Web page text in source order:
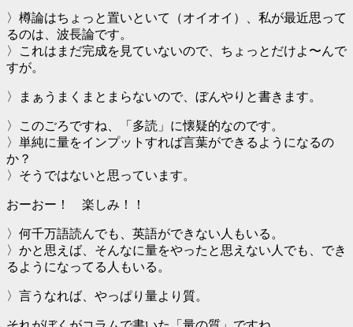
〉樽論はちょっと置いといて（オイオイ）、私が最近思って
るのは、波長論です。
〉これはまだ完成を見ていないので、ちょっとだけよ〜んで
すが。
〉まぁうまくまとまらないので、ぼんやりと書きます。
〉このごろですね、「多読」に懐疑的なのです。
〉単純に量をインプットすれば言葉ができるようになるの
か？
〉そうではないと思っています。
おーおー！ 楽しみ！！
〉何千万語読んでも、英語ができない人もいる。
〉かと思えば、そんなに量をやったと思えない人でも、でき
るようになってる人もいる。
〉言うなれば、やっぱり量より質。